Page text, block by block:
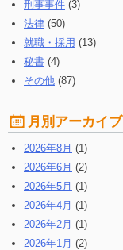
刑事事件 (3)
法律 (50)
就職・採用 (13)
秘書 (4)
その他 (87)
月別アーカイブ
2026年8月 (1)
2026年6月 (2)
2026年5月 (1)
2026年4月 (1)
2026年2月 (1)
2026年1月 (2)